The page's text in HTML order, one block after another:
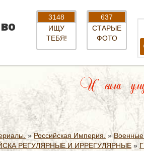
3148
ИЩУ
ТЕБЯ!
637
СТАРЫЕ
ФОТО
И сила уму
»Российская Империя. »Военные
РЕГУЛЯРНЫЕ И ИРРЕГУЛЯРНЫЕ »